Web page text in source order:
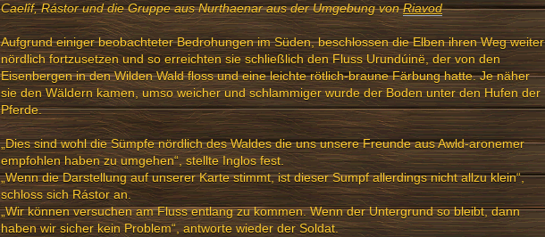
Caelîf, Rástor und die Gruppe aus Nurthaenar aus der Umgebung vonRiavod
Aufgrund einiger beobachteter Bedrohungen im Süden, beschlossen die Elben ihren Weg weiter
nördlich fortzusetzen und so erreichten sie schließlich den Fluss Urundúinë, der von den
Eisenbergen in den Wilden Wald floss und eine leichte rötlich-braune Färbung hatte. Je näher
sie den Wäldern kamen, umso weicher und schlammiger wurde der Boden unter den Hufen der
Pferde.
„Dies sind wohl die Sümpfe nördlich des Waldes die uns unsere Freunde aus Awld-aronemer
empfohlen haben zu umgehen“, stellte Inglos fest.
„Wenn die Darstellung auf unserer Karte stimmt, ist dieser Sumpf allerdings nicht allzu klein“,
schloss sich Rástor an.
„Wir können versuchen am Fluss entlang zu kommen. Wenn der Untergrund so bleibt, dann
haben wir sicher kein Problem“, antworte wieder der Soldat.